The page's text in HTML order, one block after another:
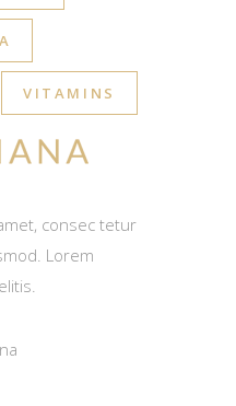
VITAMINS
consec tetur
Lorem